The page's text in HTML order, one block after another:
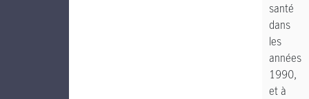
santé
dans
les
années
1990,
et à